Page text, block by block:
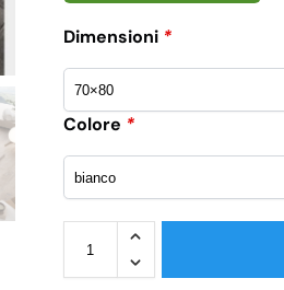
Dimensioni *
Colore *